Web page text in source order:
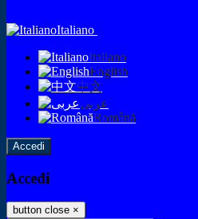
Italiano
Italiano
English
中文
عربى
Română
Accedi
Accedi
button close ×